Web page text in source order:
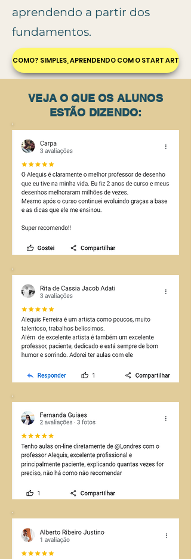
aprendendo a partir dos
fundamentos.
COMO? SIMPLES, APRENDENDO COM O START ART
VEJA O QUE OS ALUNOS
ESTÃO DIZENDO: